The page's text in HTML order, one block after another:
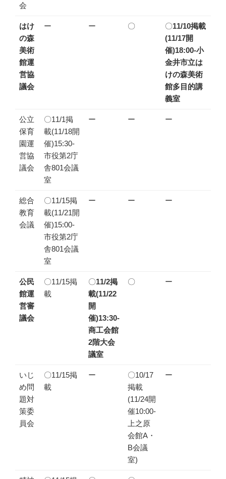
会
はけ
の森
美術
館運
営協
議会
ー ー 〇 〇11/10掲載
(11/17開
催)18:00-小
金井市立は
けの森美術
館多目的講
義室
公立
保育
園運
営協
議会
〇11/1掲
載(11/18開
催)15:30-
市役第2庁
舎801会議
室
ー ー ー
総合
教育
会議
〇11/15掲
載(11/21開
催)15:00-
市役第2庁
舎801会議
室
ー ー ー
公民
館運
営審
議会
〇11/15掲
載
〇11/2掲
載(11/22
開
催)13:30-
商工会館
2階大会
議室
〇 ー
いじ
め問
題対
策委
員会
〇11/15掲
載
ー
〇10/17
掲載
(11/24開
催10:00-
上之原
会館A・
B会議
室)
ー